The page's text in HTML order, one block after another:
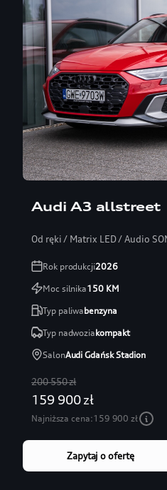
Audi A3 allstreet
Od ręki / Matrix LED / Audio
Rok produkcji2026
Moc silnika150KM
Typ paliwabenzyna
Typ nadwoziakompakt
SalonAudi Gdańsk Stadion
200 550 zł
159 900 zł
Najniższa cena:159 900 zł
Zapytaj o ofertę